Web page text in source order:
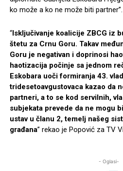
ko može a ko ne može biti partner”.
“Isključivanje koalicije ZBCG iz
štetu za Crnu Goru. Takav
Goru je negativan i doprinosi
haotizacija počinje sa jednom
Eskobara uoči formiranja 43.
tridesetoavgustovaca kazao da
partneri, a to se kod servilnih,
subjekata prevede da ne mogu
ustav u članu 2, temelj našeg
građana” rekao je Popović za TV
- Oglasi-